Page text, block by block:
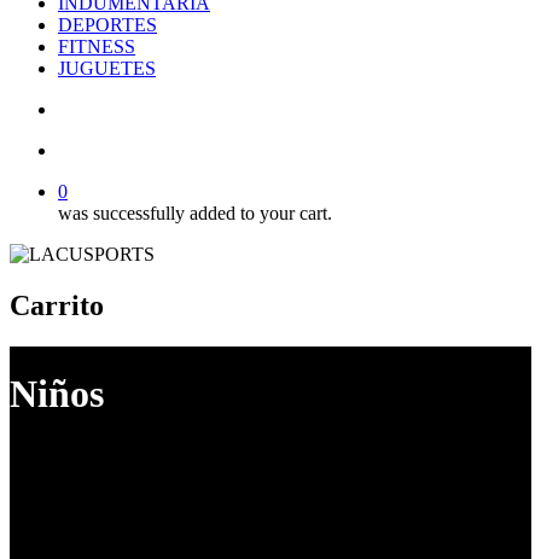
DEPORTES
FITNESS
JUGUETES
0
was successfully added to your cart.
Carrito
Niños